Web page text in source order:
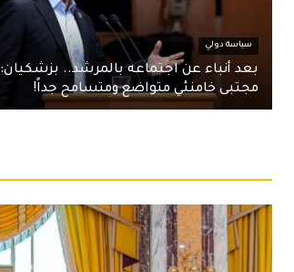
سياسة دولي
بعد أنباء عن اجتماعه بالمرشد.. بزشكيان:
مجتبى خامنئي متواضع ومتسامح جداً!